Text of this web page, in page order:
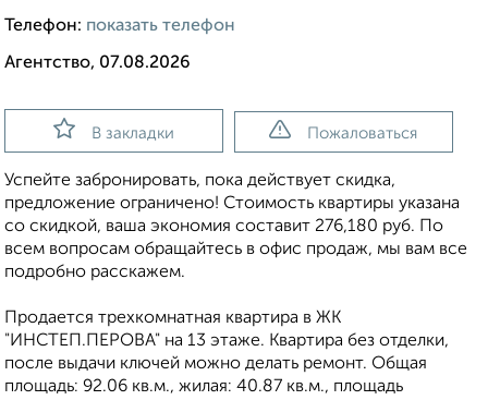
Телефон: показать телефон
Агентство, 07.08.2026
В закладки Пожаловаться
Успейте забронировать, пока действует скидка,
предложение ограничено! Стоимость квартиры указана
со скидкой, ваша экономия составит 276,180 руб. По
всем вопросам обращайтесь в офис продаж, мы вам все
подробно расскажем.
Продается трехкомнатная квартира в ЖК
"ИНСТЕП.ПЕРОВА" на 13 этаже. Квартира без отделки,
после выдачи ключей можно делать ремонт. Общая
площадь: 92.06 кв.м., жилая: 40.87 кв.м., площадь